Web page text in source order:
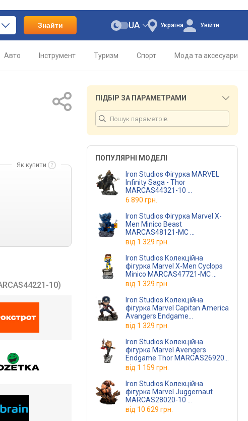
Знайти Україна
UA Увійти
Авто Інструмент Туризм Спорт Мода та аксесуари
Як купити
10)
ПІДБІР ЗА ПАРАМЕТРАМИ
ПОПУЛЯРНІ МОДЕЛІ
Iron Studios Фігурка MARVEL
Infinity Saga - Thor
MARCAS44321-10
(MARCAS44321-10)
6 890 грн.
Iron Studios Фігурка Marvel X-
Men Minico Beast
MARCAS48121-MC
(MARCAS48121-MC)
від 1 329 грн.
Iron Studios Колекційна
фігурка Marvel X-Men Cyclops
Minico MARCAS47721-MC
(MARCAS47721-MC)
від 1 329 грн.
Iron Studios Колекційна
фігурка Marvel Capitan America
Avangers Endgame
MARCAS26620-MC
(MARCAS26820-MC)
від 1 329 грн.
Iron Studios Колекційна
фігурка Marvel Avengers
Endgame Thor MARCAS26920-
MC (MARCAS26920-MC)
від 1 159 грн.
Iron Studios Колекційна
фігурка Marvel Juggernaut
MARCAS28020-10
(MARCAS28020-10)
від 10 629 грн.